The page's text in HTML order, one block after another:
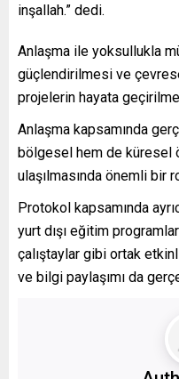
inşallah.” dedi.
Anlaşma ile yoksullukla
güçlendirilmesi ve
projelerin hayata
Anlaşma kapsamında
bölgesel hem de küresel
ulaşılmasında önemli bir
Protokol kapsamında
yurt dışı eğitim
çalıştaylar gibi ortak
ve bilgi paylaşımı da